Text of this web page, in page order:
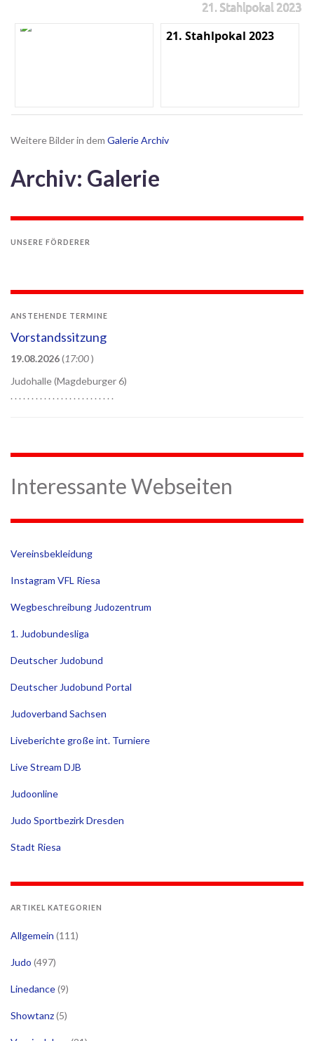
21. Stahlpokal 2023
21. Stahlpokal 2023
Weitere Bilder in dem Galerie Archiv
Archiv: Galerie
UNSERE FÖRDERER
ANSTEHENDE TERMINE
Vorstandssitzung
19.08.2026(17:00)
Judohalle (Magdeburger 6)
. . . . . . . . . . . . . . . . . . . . . . . . .
Interessante Webseiten
Vereinsbekleidung
Instagram VFL Riesa
Wegbeschreibung Judozentrum
1. Judobundesliga
Deutscher Judobund
Deutscher Judobund Portal
Judoverband Sachsen
Liveberichte große int. Turniere
Live Stream DJB
Judoonline
Judo Sportbezirk Dresden
Stadt Riesa
ARTIKEL KATEGORIEN
Allgemein (111)
Judo (497)
Linedance(9)
Showtanz(5)